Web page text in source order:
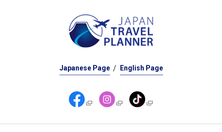
Japanese Page English Page